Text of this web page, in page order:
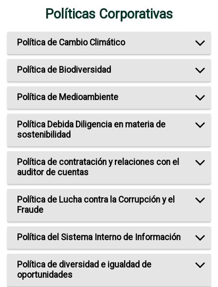
Políticas Corporativas
Política de Cambio Climático
Política de Biodiversidad
Política de Medioambiente
Política Debida Diligencia en materia de
sostenibilidad
Política de contratación y relaciones con el
auditor de cuentas
Política de Lucha contra la Corrupción y el
Fraude
Política del Sistema Interno de Información
Política de diversidad e igualdad de
oportunidades